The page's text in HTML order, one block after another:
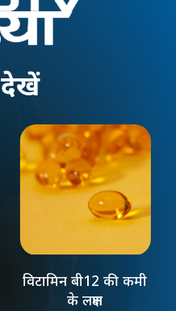
देखें
विटामिन बी12 की कमी
के लक्षण